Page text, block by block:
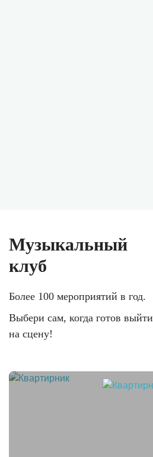
Музыкальный
клуб
Более 100 мероприятий в год.
Выбери сам, когда готов выйти
на сцену!